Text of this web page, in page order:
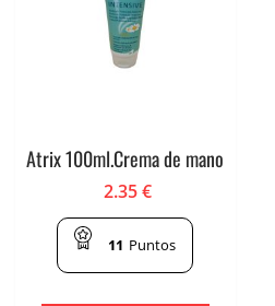
Atrix 100ml.Crema de mano
2.35€
11 Puntos